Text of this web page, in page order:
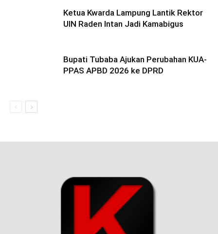
Ketua Kwarda Lampung Lantik Rektor
UIN Raden Intan Jadi Kamabigus
Bupati Tubaba Ajukan Perubahan KUA-
PPAS APBD 2026 ke DPRD